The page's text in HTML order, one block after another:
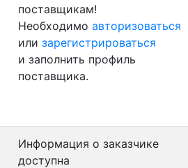
поставщикам!
Необходимо авторизоваться
или зарегистрироваться
и заполнить профиль
поставщика.
Информация о заказчике
доступна